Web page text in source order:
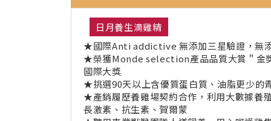
日月養生滴雞精
★國際Anti addictive 無添加三星驗證，無
★榮獲Monde selection產品品質大賞＂金
國際大獎
★挑選90天以上含優質蛋白質、油脂更少的
★產銷履歷養雞場契約合作，利用大數據養
長激素、抗生素、賀爾蒙